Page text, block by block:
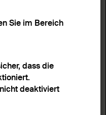
Sie im Bereich
dass die
deaktiviert